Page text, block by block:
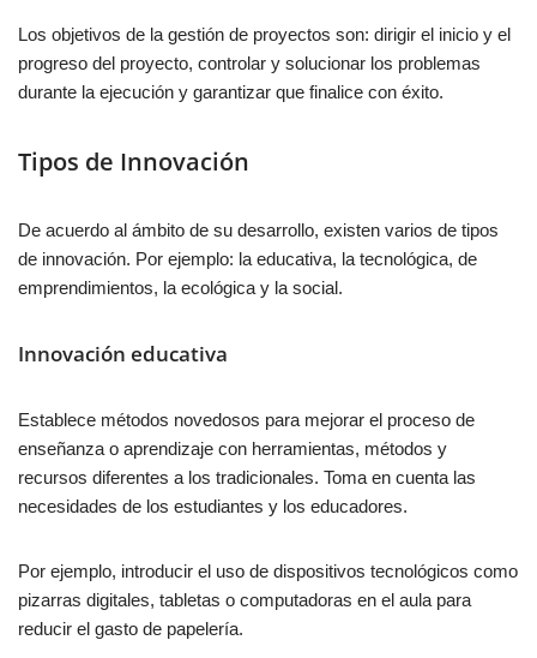
Los objetivos de la gestión de proyectos son: dirigir el inicio y el
progreso del proyecto, controlar y solucionar los problemas
durante la ejecución y garantizar que finalice con éxito.
Tipos de Innovación
De acuerdo al ámbito de su desarrollo, existen varios de tipos
de innovación. Por ejemplo: la educativa, la tecnológica, de
emprendimientos, la ecológica y la social.
Innovación educativa
Establece métodos novedosos para mejorar el proceso de
enseñanza o aprendizaje con herramientas, métodos y
recursos diferentes a los tradicionales. Toma en cuenta las
necesidades de los estudiantes y los educadores.
Por ejemplo, introducir el uso de dispositivos tecnológicos como
pizarras digitales, tabletas o computadoras en el aula para
reducir el gasto de papelería.